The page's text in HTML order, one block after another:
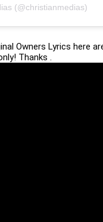
(@christianmedias)
Owners Lyrics here
Thanks .